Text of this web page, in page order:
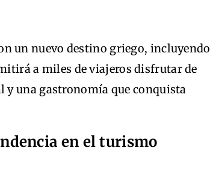
un nuevo destino griego, incluyendo
a miles de viajeros disfrutar de
una gastronomía que conquista
en el turismo